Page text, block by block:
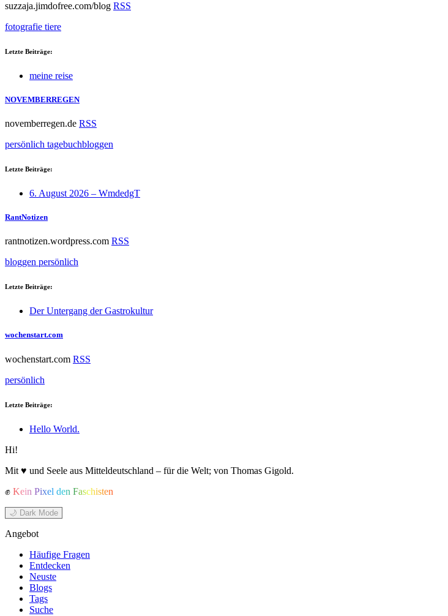
suzzaja.jimdofree.com/blog RSS
fotografie tiere
Letzte Beiträge:
meine reise
NOVEMBERREGEN
novemberregen.de RSS
persönlich tagebuchbloggen
Letzte Beiträge:
6. August 2026 – WmdedgT
RantNotizen
rantnotizen.wordpress.com RSS
bloggen persönlich
Letzte Beiträge:
Der Untergang der Gastrokultur
wochenstart.com
wochenstart.com RSS
persönlich
Letzte Beiträge:
Hello World.
Hi!
Mit ♥ und Seele aus Mitteldeutschland – für die Welt; von Thomas Gigold.
✊ Kein Pixel den Faschisten
🌙 Dark Mode
Angebot
Häufige Fragen
Entdecken
Neuste
Blogs
Tags
Suche